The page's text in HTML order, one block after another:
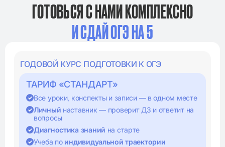
ГОТОВЬСЯ С НАМИ КОМПЛЕКСНО
И СДАЙ ОГЭ НА 5
ГОДОВОЙ КУРС ПОДГОТОВКИ К ОГЭ
ТАРИФ «СТАНДАРТ»
Все уроки, конспекты и записи — в одном месте
Личный наставник — проверит ДЗ и ответит на
вопросы
Диагностика знаний на старте
Учеба по индивидуальной траектории